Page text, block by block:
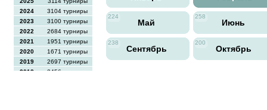
2024
3104 турниры
2023
3100 турниры
2022
2684 турниры
2021
1951 турниры
2020
1671 турниры
2019
2697 турниры
2018
2456 турниры
224
Май
258
Июнь
238
Сентябрь
200
Октябрь